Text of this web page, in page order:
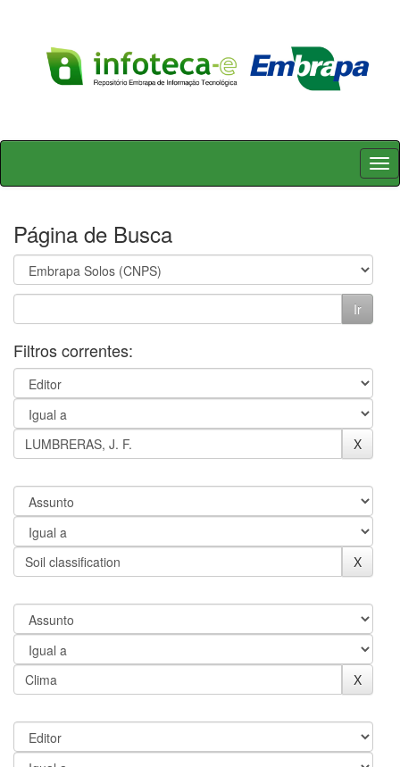
Skip
Página de Busca
Filtros correntes: